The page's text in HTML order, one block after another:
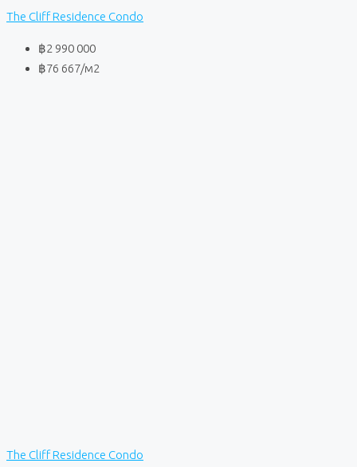
The Cliff Residence Condo
฿2 990 000
฿76 667/м2
The Cliff Residence Condo